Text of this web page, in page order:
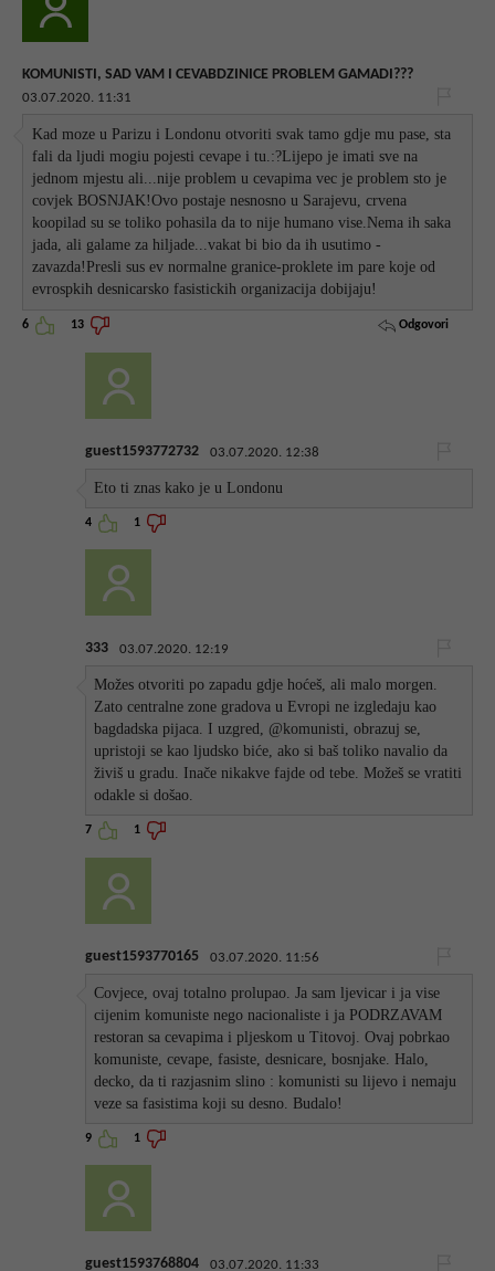
KOMUNISTI, SAD VAM I CEVABDZINICE PROBLEM GAMADI???
03.07.2020. 11:31
Kad moze u Parizu i Londonu otvoriti svak tamo gdje mu pase, sta
fali da ljudi mogiu pojesti cevape i tu.:?Lijepo je imati sve na
jednom mjestu ali...nije problem u cevapima vec je problem sto je
covjek BOSNJAK!Ovo postaje nesnosno u Sarajevu, crvena
koopilad su se toliko pohasila da to nije humano vise.Nema ih saka
jada, ali galame za hiljade...vakat bi bio da ih usutimo -
zavazda!Presli sus ev normalne granice-proklete im pare koje od
evrospkih desnicarsko fasistickih organizacija dobijaju!
6 13 Odgovori
guest1593772732 03.07.2020. 12:38
Eto ti znas kako je u Londonu
4 1
333 03.07.2020. 12:19
Možes otvoriti po zapadu gdje hoćeš, ali malo morgen.
Zato centralne zone gradova u Evropi ne izgledaju kao
bagdadska pijaca. I uzgred, @komunisti, obrazuj se,
upristoji se kao ljudsko biće, ako si baš toliko navalio da
živiš u gradu. Inače nikakve fajde od tebe. Možeš se vratiti
odakle si došao.
7 1
guest1593770165 03.07.2020. 11:56
Covjece, ovaj totalno prolupao. Ja sam ljevicar i ja vise
cijenim komuniste nego nacionaliste i ja PODRZAVAM
restoran sa cevapima i pljeskom u Titovoj. Ovaj pobrkao
komuniste, cevape, fasiste, desnicare, bosnjake. Halo,
decko, da ti razjasnim slino : komunisti su lijevo i nemaju
veze sa fasistima koji su desno. Budalo!
9 1
guest1593768804 03.07.2020. 11:33